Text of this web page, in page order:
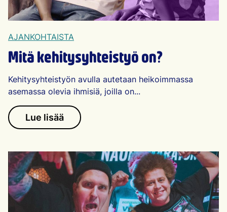
AJANKOHTAISTA
Mitä kehitysyhteistyö on?
Kehitysyhteistyön avulla autetaan heikoimmassa
asemassa olevia ihmisiä, joilla on...
Lue lisää